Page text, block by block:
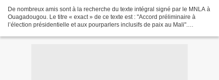
De nombreux amis sont à la recherche du texte intégral signé par le MNLA à
Ouagadougou. Le titre « exact » de ce texte est : "Accord préliminaire à
l’élection présidentielle et aux pourparlers inclusifs de paix au Mali".